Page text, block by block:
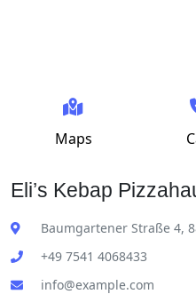
Maps
Eli’s Kebap
Baumgartener Straße 4,
+49 7541 4068433
info@example.com